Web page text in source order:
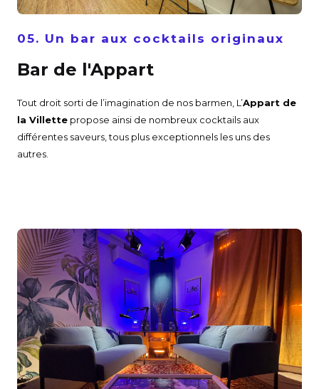
05. Un bar aux cocktails originaux
Bar de l'Appart
Tout droit sorti de l’imagination de nos barmen, L’Appart de
la Villette propose ainsi de nombreux cocktails aux
différentes saveurs, tous plus exceptionnels les uns des
autres.